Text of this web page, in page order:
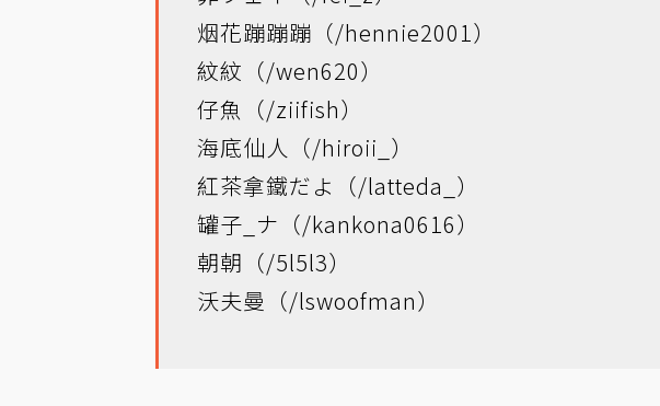
烟花蹦蹦蹦（/hennie2001）
紋紋（/wen620）
仔魚（/ziifish）
海底仙人（/hiroii_）
紅茶拿鐵だよ（/latteda_）
罐子_ナ（/kankona0616）
朝朝（/5l5l3）
沃夫曼（/lswoofman）